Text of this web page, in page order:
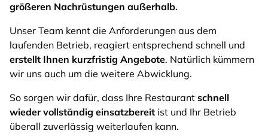
größeren Nachrüstungen außerhalb.
Unser Team kennt die Anforderungen aus dem
laufenden Betrieb, reagiert entsprechend schnell und
erstellt Ihnen kurzfristig Angebote. Natürlich kümmern
wir uns auch um die weitere Abwicklung.
So sorgen wir dafür, dass Ihre Restaurant schnell
wieder vollständig einsatzbereit ist und Ihr Betrieb
überall zuverlässig weiterlaufen kann.